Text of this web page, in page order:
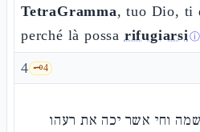
TetraGramma, tuo Dio, ti
perché là possa rifugiarsiⓘ
4 🗝️4
וחי אשר יכה את רעהו